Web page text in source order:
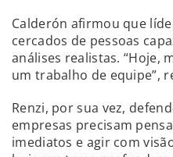
Calderón afirmou que
cercados de pessoas
análises realistas. “Hoje,
um trabalho de equipe”,
Renzi, por sua vez,
empresas precisam
imediatos e agir com